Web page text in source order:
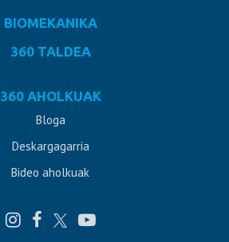
BIOMEKANIKA
360 TALDEA
360 AHOLKUAK
Bloga
Deskargagarria
Bideo aholkuak